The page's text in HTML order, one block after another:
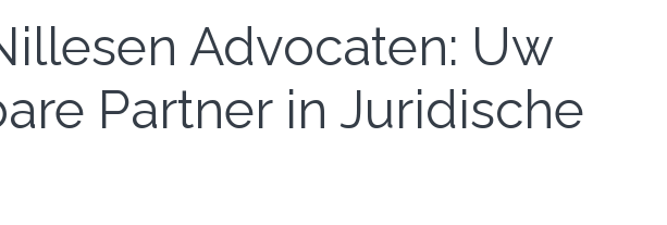
Advocaten: Uw
Partner in Juridische